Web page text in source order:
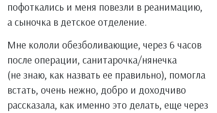
пофоткались и меня повезли в реанимацию,
а сыночка в детское отделение.
Мне кололи обезболивающие, через 6 часов
после операции, санитарочка/нянечка
(не знаю, как назвать ее правильно), помогла
встать, очень нежно, добро и доходчиво
рассказала, как именно это делать, еще через